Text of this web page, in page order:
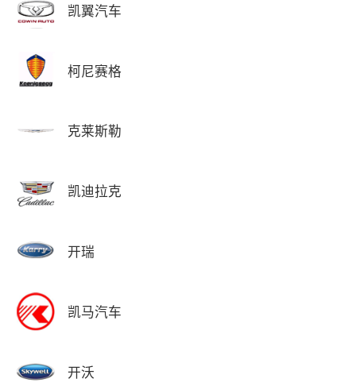
凯翼汽车
柯尼赛格
克莱斯勒
凯迪拉克
开瑞
凯马汽车
开沃